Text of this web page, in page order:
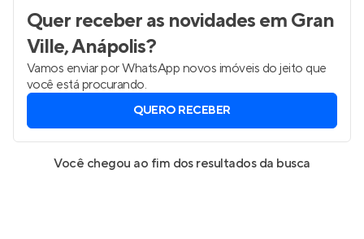
Quer receber as novidadesem Gran
Ville, Anápolis?
Vamos enviar por WhatsApp novos imóveis do jeito que
você está procurando.
QUERO RECEBER
Você chegou ao fim dos resultados da busca